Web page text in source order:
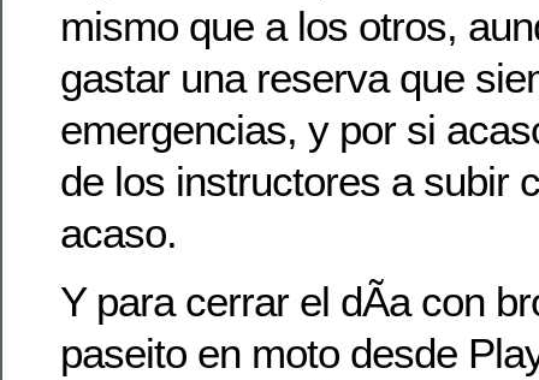
mismo que a los otros,
gastar una reserva que
emergencias, y por si
de los instructores a subir
acaso.
Y para cerrar el dÃ­a con
paseito en moto desde